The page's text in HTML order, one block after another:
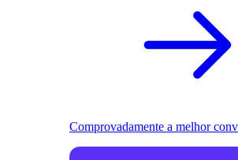
Comprovadamente a melhor